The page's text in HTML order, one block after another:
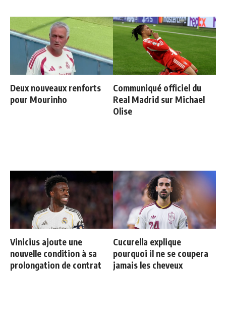
Deux nouveaux renforts
pour Mourinho
Communiqué officiel du
Real Madrid sur Michael
Olise
Vinicius ajoute une
nouvelle condition à sa
prolongation de contrat
Cucurella explique
pourquoi il ne se coupera
jamais les cheveux